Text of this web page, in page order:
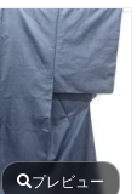
プレビュー